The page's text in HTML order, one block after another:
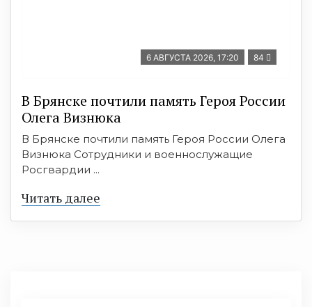
6 АВГУСТА 2026, 17:20 84
В Брянске почтили память Героя России
Олега Визнюка
В Брянске почтили память Героя России Олега
Визнюка Сотрудники и военнослужащие
Росгвардии ...
Читать далее